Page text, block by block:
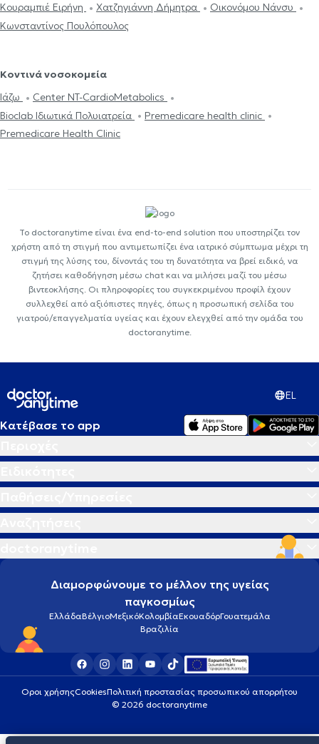
Κουραμπιέ Ειρήνη
Χατζηγιάννη Δήμητρα
Οικονόμου Νάνσυ
Κωνσταντίνος Πουλόπουλος
Κοντινά νοσοκομεία
Ιάζω
Center NT-CardioMetabolics
Bioclab Ιδιωτικά Πολυιατρεία
Premedicare health clinic
Premedicare Health Clinic
Το doctoranytime είναι ένα end-to-end solution που υποστηρίζει τον
χρήστη από τη στιγμή που αντιμετωπίζει ένα ιατρικό σύμπτωμα μέχρι τη
στιγμή της λύσης του, δίνοντάς του τη δυνατότητα να βρεί ειδικό, να
ζητήσει καθοδήγηση μέσω chat και να μιλήσει μαζί του μέσω
βιντεοκλήσης. Οι πληροφορίες του συγκεκριμένου προφίλ έχουν
συλλεχθεί από αξιόπιστες πηγές, όπως η προσωπική σελίδα του
γιατρού/επαγγελματία υγείας και έχουν ελεγχθεί από την ομάδα του
doctoranytime.
EL
Κατέβασε το app
Διαμορφώνουμε το μέλλον της υγείας
παγκοσμίως
ΕλλάδαΒέλγιοΜεξικόΚολομβίαΕκουαδόρΓουατεμάλα
Βραζιλία
Οροι χρήσηςCookiesΠολιτική προστασίας προσωπικού απορρήτου
© 2026 doctoranytime